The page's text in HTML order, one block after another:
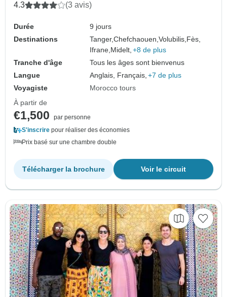
4.3 (3 avis)
Durée
9 jours
Destinations
Tanger,Chefchaouen,Volubilis,Fès,
Ifrane,Midelt, +8 de plus
Tranche d'âge
Tous les âges sont bienvenus
Langue
Anglais, Français, +7 de plus
Voyagiste
Morocco tours
À partir de
€1,500
par personne
S'inscrire pour réaliser des économies
Prix basé sur une chambre double
Voir le circuit
Télécharger la brochure